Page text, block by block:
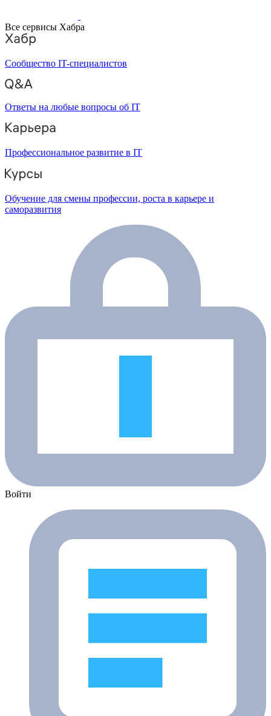
Все сервисы Хабра
Сообщество IT-специалистов
Ответы на любые вопросы об IT
Профессиональное развитие в IT
Обучение для смены профессии, роста в карьере и
саморазвития
Войти